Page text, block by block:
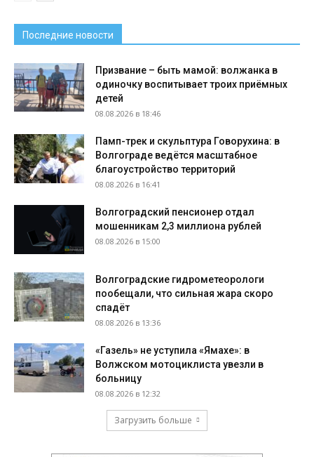
Последние новости
Призвание – быть мамой: волжанка в
одиночку воспитывает троих приёмных
детей
08.08.2026 в 18:46
Памп-трек и скульптура Говорухина: в
Волгограде ведётся масштабное
благоустройство территорий
08.08.2026 в 16:41
Волгоградский пенсионер отдал
мошенникам 2,3 миллиона рублей
08.08.2026 в 15:00
Волгоградские гидрометеорологи
пообещали, что сильная жара скоро
спадёт
08.08.2026 в 13:36
«Газель» не уступила «Ямахе»: в
Волжском мотоциклиста увезли в
больницу
08.08.2026 в 12:32
Загрузить больше